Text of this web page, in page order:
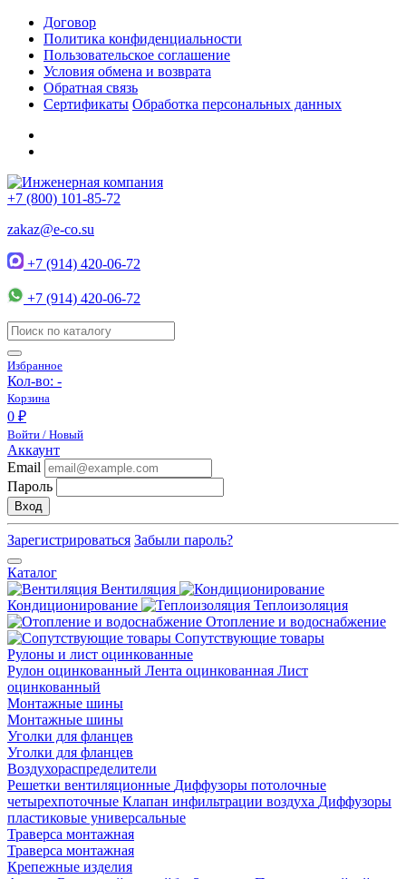
Договор
Политика конфиденциальности
Пользовательское соглашение
Условия обмена и возврата
Обратная связь
Сертификаты Обработка персональных данных
+7 (800) 101-85-72
zakaz@e-co.su
+7 (914) 420-06-72
+7 (914) 420-06-72
Избранное
Кол-во: -
Корзина
0 ₽
Войти / Новый
Аккаунт
Email
Пароль
Вход
Зарегистрироваться Забыли пароль?
Каталог
Вентиляция
Кондиционирование
Теплоизоляция
Отопление и водоснабжение
Сопутствующие товары
Рулоны и лист оцинкованные
Рулон оцинкованный Лента оцинкованная Лист
оцинкованный
Монтажные шины
Монтажные шины
Уголки для фланцев
Уголки для фланцев
Воздухораспределители
Решетки вентиляционные Диффузоры потолочные
четырехпоточные Клапан инфильтрации воздуха Диффузоры
пластиковые универсальные
Траверса монтажная
Траверса монтажная
Крепежные изделия